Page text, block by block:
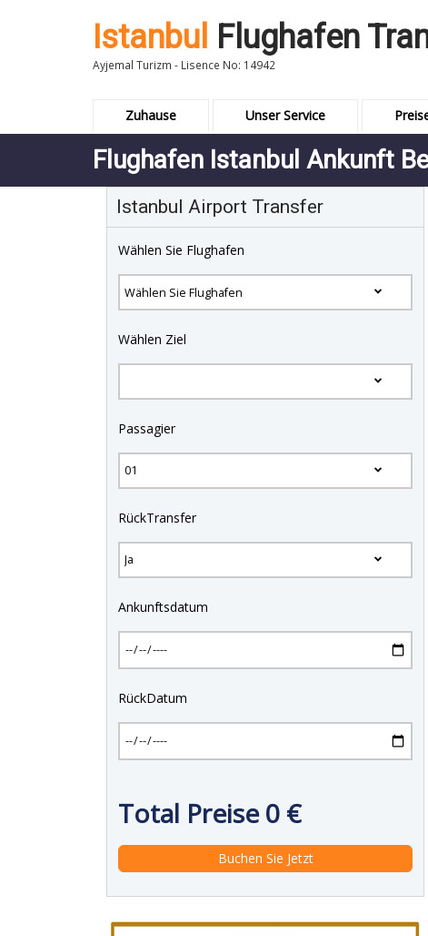
Istanbul Flughafen
Ayjemal Turizm - Lisence No: 14942
Zuhause Unser Service
Flughafen Istanbul Ankunft
Istanbul Airport Transfer
Wählen Sie Flughafen
Wählen Ziel
Passagier
RückTransfer
Ankunftsdatum
RückDatum
Total Preise0 €